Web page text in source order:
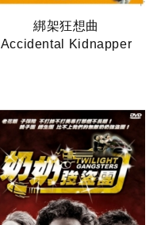
綁架狂想曲
Accidental Kidnapper